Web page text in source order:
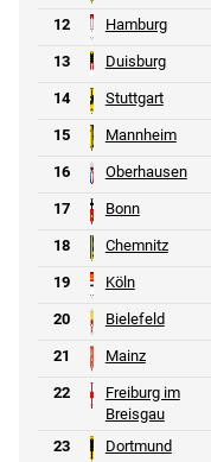
12 Hamburg
13 Duisburg
14 Stuttgart
15 Mannheim
16 Oberhausen
17 Bonn
18 Chemnitz
19 Köln
20 Bielefeld
21 Mainz
22
Freiburg im
Breisgau
23 Dortmund